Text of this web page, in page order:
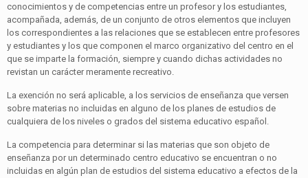
conocimientos y de competencias entre un profesor y los estudiantes,
acompañada, además, de un conjunto de otros elementos que incluyen
los correspondientes a las relaciones que se establecen entre profesores
y estudiantes y los que componen el marco organizativo del centro en el
que se imparte la formación, siempre y cuando dichas actividades no
revistan un carácter meramente recreativo.
La exención no será aplicable, a los servicios de enseñanza que versen
sobre materias no incluidas en alguno de los planes de estudios de
cualquiera de los niveles o grados del sistema educativo español.
La competencia para determinar si las materias que son objeto de
enseñanza por un determinado centro educativo se encuentran o no
incluidas en algún plan de estudios del sistema educativo a efectos de la